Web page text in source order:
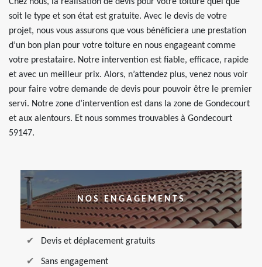
soit le type et son état est gratuite. Avec le devis de votre
projet, nous vous assurons que vous bénéficiera une prestation
d’un bon plan pour votre toiture en nous engageant comme
votre prestataire. Notre intervention est fiable, efficace, rapide
et avec un meilleur prix. Alors, n’attendez plus, venez nous voir
pour faire votre demande de devis pour pouvoir être le premier
servi. Notre zone d’intervention est dans la zone de Gondecourt
et aux alentours. Et nous sommes trouvables à Gondecourt
59147.
NOS ENGAGEMENTS
Devis et déplacement gratuits
Sans engagement